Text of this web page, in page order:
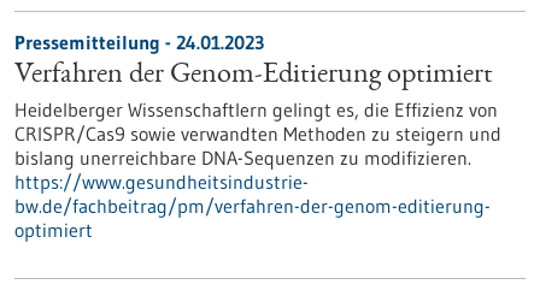
Pressemitteilung - 24.01.2023
Verfahren der Genom-Editierung optimiert
Heidelberger Wissenschaftlern gelingt es, die Effizienz von
CRISPR/Cas9 sowie verwandten Methoden zu steigern und
bislang unerreichbare DNA-Sequenzen zu modifizieren.
https://www.gesundheitsindustrie-
bw.de/fachbeitrag/pm/verfahren-der-genom-editierung-
optimiert